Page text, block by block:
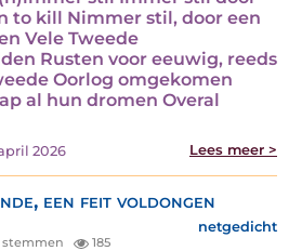
to kill Nimmer stil, door een
Vele Tweede
Rusten voor eeuwig, reeds
Oorlog omgekomen
al hun dromen Overal
2026 Lees meer >
een feit voldongen
netgedicht
stemmen 185